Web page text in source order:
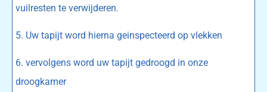
vuilresten te verwijderen.
5. Uw tapijt word hierna geinspecteerd op vlekken
6. vervolgens word uw tapijt gedroogd in onze
droogkamer